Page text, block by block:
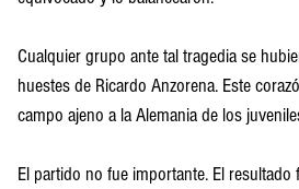
Cualquier grupo ante tal tragedia se
huestes de Ricardo Anzorena. Este
campo ajeno a la Alemania de los
El partido no fue importante. El